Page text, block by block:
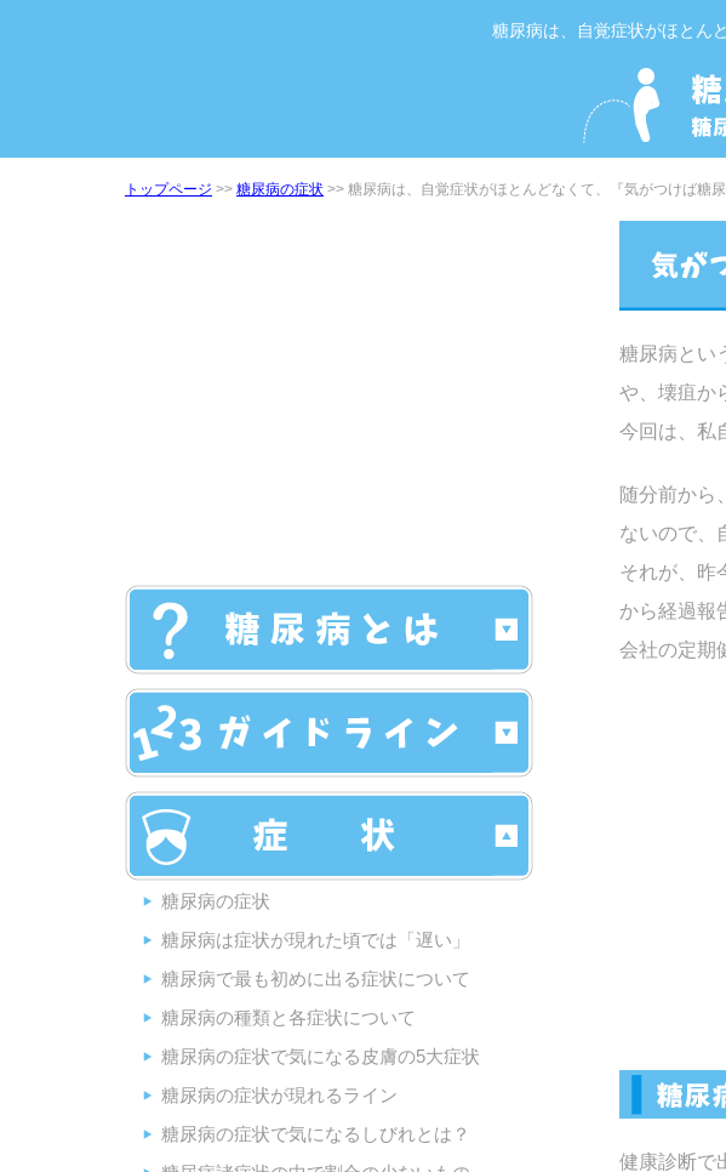
糖尿病は、自覚症状がほとん
トップページ >> 糖尿病の症状 >> 糖尿病は、自覚症状がほとんどなくて、『気がつけば糖
糖尿病とい
や、壊疽か
今回は、私
随分前から
ないので、
それが、昨
から経過報
会社の定期
健康診断で
糖尿病の症状
糖尿病は症状が現れた頃では「遅い」
糖尿病で最も初めに出る症状について
糖尿病の種類と各症状について
糖尿病の症状で気になる皮膚の5大症状
糖尿病の症状が現れるライン
糖尿病の症状で気になるしびれとは？